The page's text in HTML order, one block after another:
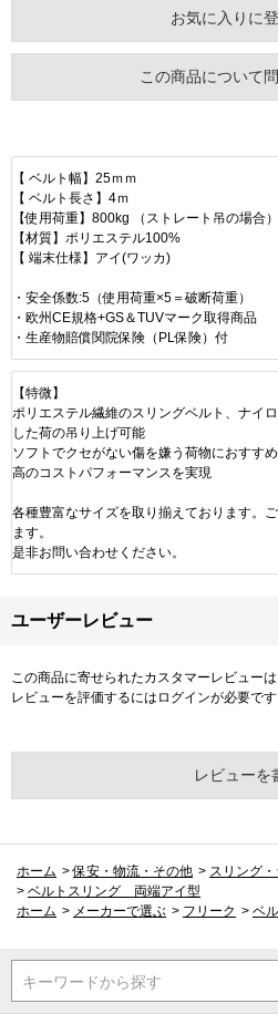
お気に入りに
この商品について
【 ベルト幅】25ｍｍ
【 ベルト長さ】4ｍ
【使用荷重】800kg （ストレート吊の場合）
【材質】ポリエステル100%
【 端末仕様】アイ(ワッカ)
・安全係数:5（使用荷重×5＝破断荷重）
・欧州CE規格+GS＆TUVマーク取得商品
・生産物賠償関院保険（PL保険）付
【特微】
ポリエステル繊維のスリングベルト、ナイ
した荷の吊り上げ可能
ソフトでクセがない傷を嫌う荷物におすす
高のコストパフォーマンスを実現
各種豊富なサイズを取り揃えております。
ます。
是非お問い合わせください。
ユーザーレビュー
この商品に寄せられたカスタマーレビューは
レビューを評価するには ログインが必要です
レビューを
ホーム >保安・物流・その他 > スリング
> ベルトスリング 両端アイ型
ホーム > メーカーで選ぶ > フリーク > ベ
キーワードから探す